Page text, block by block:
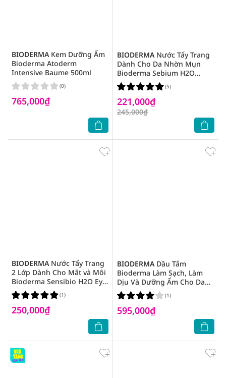
BIODERMAKem Dưỡng Ẩm
Bioderma Atoderm
Intensive Baume 500ml
765,000₫
(0)
BIODERMANước Tẩy Trang
Dành Cho Da Nhờn Mụn
Bioderma Sebium H2O
100ml
221,000₫
245,000₫
(5)
BIODERMANước Tẩy Trang
2 Lớp Dành Cho Mắt và Môi
Bioderma Sensibio H2O Eye
125ml
250,000₫
(1)
BIODERMADầu Tắm
Bioderma Làm Sạch, Làm
Dịu Và Dưỡng Ẩm Cho Da
Khô, Da Nhạy Cảm Atoderm
Huile De Douche 1L
595,000₫
(1)